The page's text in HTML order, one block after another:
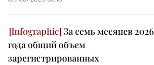
За семь месяцев 2026
года общий объем
зарегистрированных